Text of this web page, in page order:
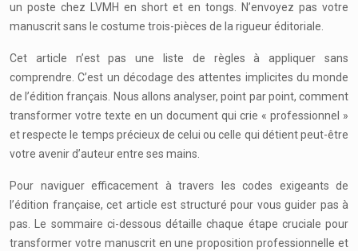
un poste chez LVMH en short et en tongs. N’envoyez pas votre
manuscrit sans le costume trois-pièces de la rigueur éditoriale.
Cet article n’est pas une liste de règles à appliquer sans
comprendre. C’est un décodage des attentes implicites du monde
de l’édition français. Nous allons analyser, point par point, comment
transformer votre texte en un document qui crie « professionnel »
et respecte le temps précieux de celui ou celle qui détient peut-être
votre avenir d’auteur entre ses mains.
Pour naviguer efficacement à travers les codes exigeants de
l’édition française, cet article est structuré pour vous guider pas à
pas. Le sommaire ci-dessous détaille chaque étape cruciale pour
transformer votre manuscrit en une proposition professionnelle et